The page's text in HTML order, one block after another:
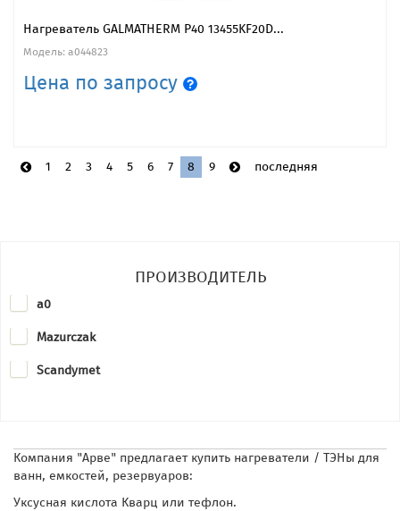
Нагреватель GALMATHERM P40 13455KF20D...
Модель: a044823
Цена по запросу
1 2 3 4 5 6 7 8 9 последняя
ПРОИЗВОДИТЕЛЬ
a0
Mazurczak
Scandymet
Компания "Арве" предлагает купить нагреватели / ТЭНы для
ванн, емкостей, резервуаров:
Уксусная кислота Кварц или тефлон.